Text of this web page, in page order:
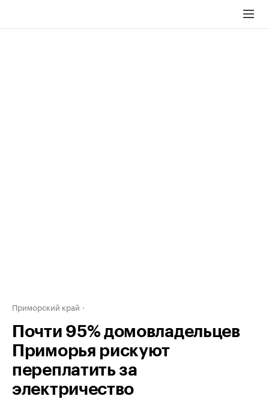
Приморский край
Почти 95% домовладельцев
Приморья рискуют
переплатить за
электричество